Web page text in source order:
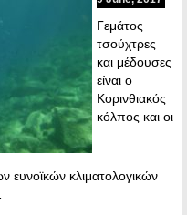
Γεμάτος
τσούχτρες
και μέδουσες
είναι ο
Κορινθιακός
κόλπος και οι
ευνοϊκών κλιματολογικών